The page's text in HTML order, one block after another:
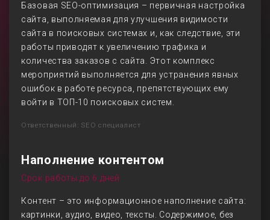
Базовая SEO-оптимизация – первичная настройка
сайта, выполняемая для улучшения видимости
сайта в поисковых системах и, как следствие, эти
работы приводят к увеличению трафика и
количества заказов с сайта. Этот комплекс
мероприятий выполняется для устранения явных
ошибок в работе ресурса, препятствующих ему
войти в ТОП-10 поисковых систем.
Ответственный: SEO специалист
Наполнение контентом
Срок работы до 6 дней
Контент – это информационное наполнение сайта:
картинки, аудио, видео, тексты. Содержимое, без